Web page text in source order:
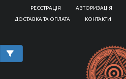
РЕЄСТРАЦІЯ АВТОРИЗАЦІЯ
ДОСТАВКА ТА ОПЛАТА
КОНТАКТИ